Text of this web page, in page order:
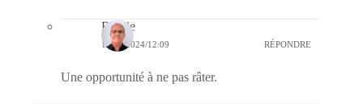
Bernie
12/07/2024/12:09 RÉPONDRE
Une opportunité à ne pas râter.